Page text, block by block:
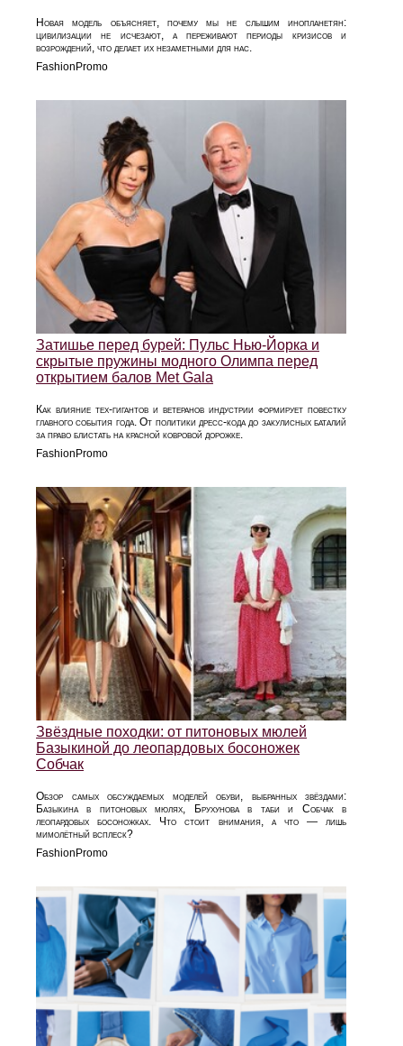
Новая модель объясняет, почему мы не слышим инопланетян:
цивилизации не исчезают, а переживают периоды кризисов и
возрождений, что делает их незаметными для нас.
FashionPromo
Затишье перед бурей: Пульс Нью-Йорка и
скрытые пружины модного Олимпа перед
открытием балов Met Gala
Как влияние тех-гигантов и ветеранов индустрии формирует повестку
главного события года. От политики дресс-кода до закулисных баталий
за право блистать на красной ковровой дорожке.
FashionPromo
Звёздные походки: от питоновых мюлей
Базыкиной до леопардовых босоножек
Собчак
Обзор самых обсуждаемых моделей обуви, выбранных звёздами:
Базыкина в питоновых мюлях, Брухунова в таби и Собчак в
леопардовых босоножках. Что стоит внимания, а что — лишь
мимолётный всплеск?
FashionPromo